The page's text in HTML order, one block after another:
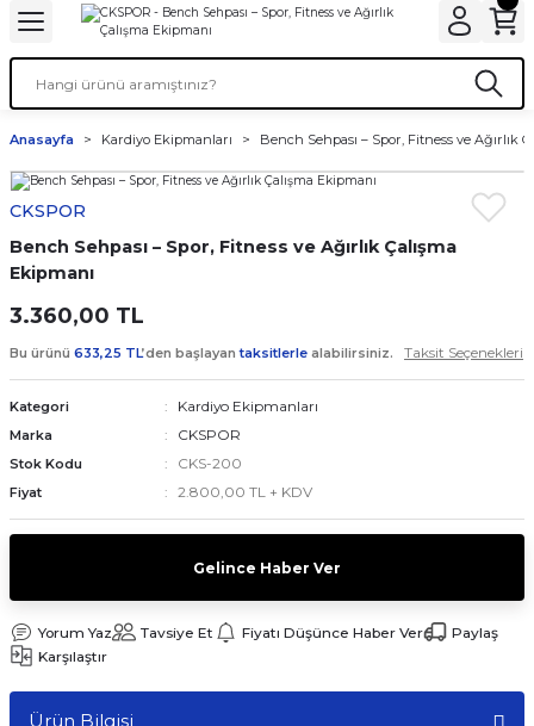
Anasayfa Kardiyo Ekipmanları Bench Sehpası – Spor, Fitness ve Ağırlık
CKSPOR
Bench Sehpası – Spor, Fitness ve Ağırlık Çalışma
Ekipmanı
3.360,00 TL
Bu ürünü 633,25 TL’den başlayantaksitlerle alabilirsiniz. Taksit Seçenekleri
Kategori Kardiyo Ekipmanları
Marka CKSPOR
Stok Kodu CKS-200
Fiyat 2.800,00 TL + KDV
Gelince Haber Ver
Yorum Yaz Tavsiye Et Fiyatı Düşünce Haber Ver
Paylaş
Karşılaştır
Ürün Bilgisi